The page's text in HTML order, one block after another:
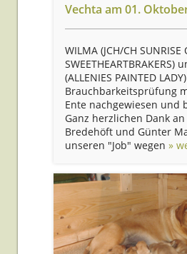
Vechta am 01.
WILMA (JCH/CH SUNRISE
SWEETHEARTBRAKERS)
(ALLENIES PAINTED
Brauchbarkeitsprüfung
Ente nachgewiesen und
Ganz herzlichen Dank
Bredehöft und Günter
unseren "Job" wegen »